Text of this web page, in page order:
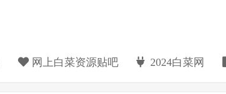
网上白菜资源贴吧 2024白菜网